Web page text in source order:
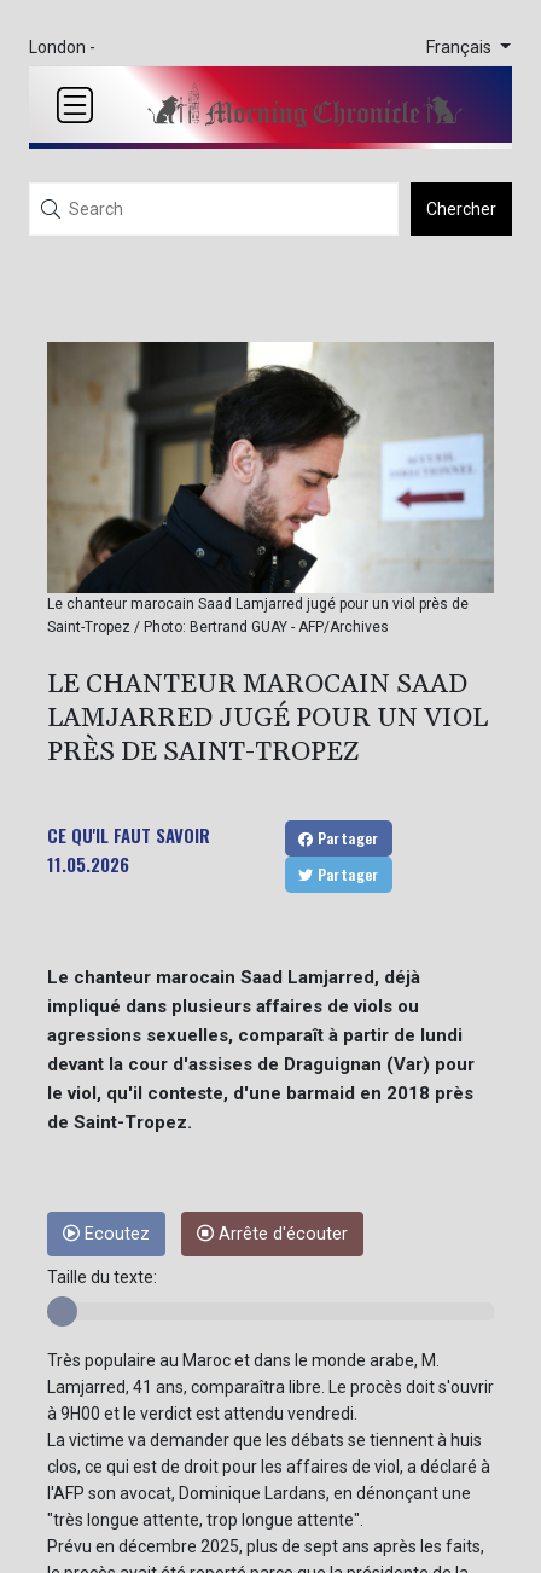
London - Français
Chercher
Le chanteur marocain Saad Lamjarred jugé pour un viol près de
Saint-Tropez / Photo: Bertrand GUAY - AFP/Archives
LE CHANTEUR MAROCAIN SAAD
LAMJARRED JUGÉ POUR UN VIOL
PRÈS DE SAINT-TROPEZ
CE QU'IL FAUT SAVOIR
11.05.2026
Partager
Partager
Le chanteur marocain Saad Lamjarred, déjà
impliqué dans plusieurs affaires de viols ou
agressions sexuelles, comparaît à partir de lundi
devant la cour d'assises de Draguignan (Var) pour
le viol, qu'il conteste, d'une barmaid en 2018 près
de Saint-Tropez.
Ecoutez Arrête d'écouter
Taille du texte:
Très populaire au Maroc et dans le monde arabe, M.
Lamjarred, 41 ans, comparaîtra libre. Le procès doit s'ouvrir
à 9H00 et le verdict est attendu vendredi.
La victime va demander que les débats se tiennent à huis
clos, ce qui est de droit pour les affaires de viol, a déclaré à
l'AFP son avocat, Dominique Lardans, en dénonçant une
"très longue attente, trop longue attente".
Prévu en décembre 2025, plus de sept ans après les faits,